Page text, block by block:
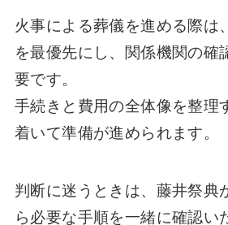
火事による葬儀を進める際は
を最優先にし、関係機関の確
要です。
手続きと費用の全体像を整理
着いて準備が進められます。
判断に迷うときは、藤井祭典
ら必要な手順を一緒に確認い